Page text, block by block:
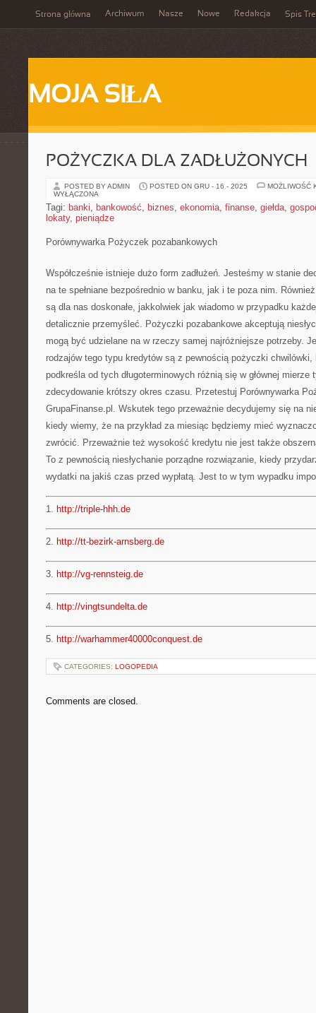
Strona główna Archiwum Nasze Nowe Redakcja Spis
MOJA SIŁA
POŻYCZKA DLA ZADŁUŻONYCH
POSTED BY ADMIN POSTED ON GRU - 16 - 2025
MOŻLIWOŚĆ
WYŁĄCZONA
Tagi: banki, bankowość, biznes, ekonomia, finanse, giełda,
lokaty, pieniądze
Porównywarka Pożyczek pozabankowych
Współcześnie istnieje dużo form zadłużeń. Jesteśmy w stanie
na te spełniane bezpośrednio w banku, jak i te poza nim.
są dla nas doskonałe, jakkolwiek jak wiadomo w przypadku
detalicznie przemyśleć. Pożyczki pozabankowe akceptują
mogą być udzielane na w rzeczy samej najróżniejsze potrzeby.
rodzajów tego typu kredytów są z pewnością pożyczki
podkreśla od tych długoterminowych różnią się w głównej
zdecydowanie krótszy okres czasu. Przetestuj Porównywarka
GrupaFinanse.pl. Wskutek tego przeważnie decydujemy się na
kiedy wiemy, że na przykład za miesiąc będziemy mieć
zwrócić. Przeważnie też wysokość kredytu nie jest także
To z pewnością niesłychanie porządne rozwiązanie, kiedy
wydatki na jakiś czas przed wypłatą. Jest to w tym wypadku
1. http://triple-hhh.de
2. http://tt-bezirk-arnsberg.de
3. http://vg-rennsteig.de
4. http://vingtsundelta.de
5. http://warhammer40000conquest.de
CATEGORIES: LOGOPEDIA
Comments are closed.